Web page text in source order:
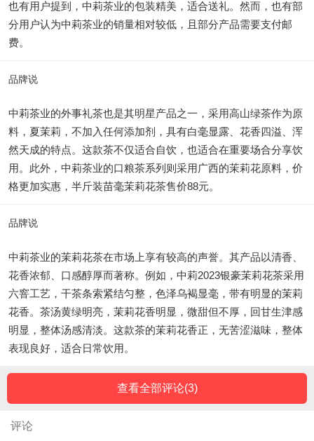
也有用户提到，中莉茶业的包装精美，适合送礼。然而，也有部
分用户认为中莉茶业的销量相对较低，且部分产品需要支付邮
费。
品牌说
中莉茶业的外事礼茶也是其明星产品之一，采用高山绿茶作为原
料，夏茉莉，不加入任何添加剂，具有白毫显露、花香四溢、浑
然天成的特点。这款茶不仅适合自饮，也适合在重要场合分享饮
用。此外，中莉茶业的口粮茶系列则采用广西的茉莉花原料，价
格更加实惠，半斤装苗毫茉莉花茶售价88元。
品牌说
中莉茶业的茉莉花茶在市场上享有较高的声誉。其产品以清香、
花香浓郁、口感醇厚而著称。例如，中莉2023银豪茉莉花茶采用
六窨工艺，干茶条索紧结匀整，色泽乌褐显毫，带有明显的茉莉
花香。茶汤黄绿明亮，茉莉花香明显，微甜但不厚，回甘生津感
明显，整体汤感清淡。这款茶的茉莉花香正，无苦涩滋味，整体
表现良好，适合日常饮用。
查看全部评论(3)